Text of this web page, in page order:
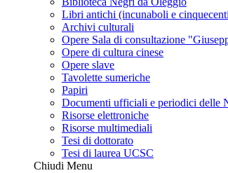
Libri antichi (incunaboli e
Archivi culturali
Opere Sala di consultazione
Opere di cultura cinese
Opere slave
Tavolette sumeriche
Papiri
Documenti ufficiali e periodici delle
Risorse elettroniche
Risorse multimediali
Tesi di dottorato
Tesi di laurea UCSC
Chiudi Menu